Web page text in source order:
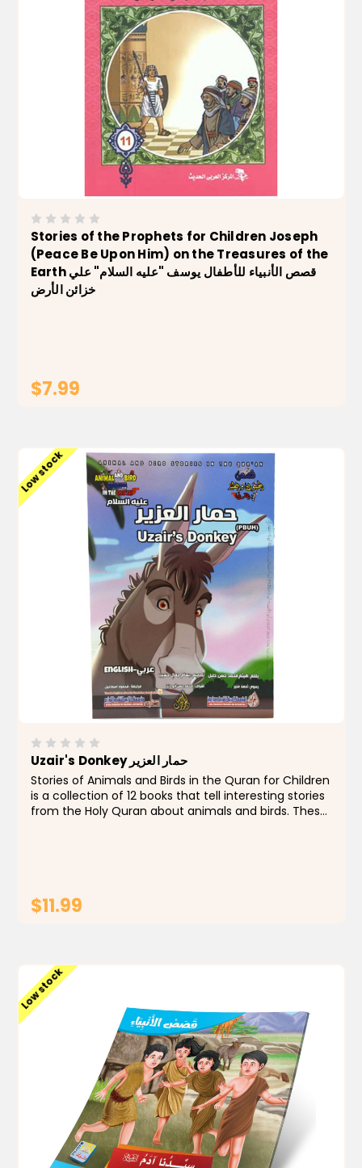
Stories of the Prophets for Children Joseph
(Peace Be Upon Him) on the Treasures of the
Earth قصص الأنبياء للأطفال يوسف "عليه السلام" علي
خزائن الأرض
$7.99
Low stock
Uzair's Donkey حمار العزير
Stories of Animals and Birds in the Quran for Children
is a collection of 12 books that tell interesting stories
from the Holy Quran about animals and birds. These
$11.99
Low stock